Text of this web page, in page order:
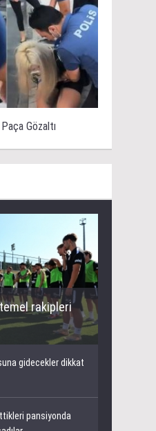
Gözaltı
rakipleri
gidecekler dikkat
pansiyonda